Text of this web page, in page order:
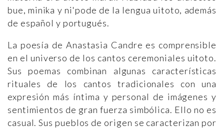
bue, minika y ni'pode de la lengua uitoto, además
de español y portugués.
La poesía de Anastasia Candre es comprensible
en el universo de los cantos ceremoniales uitoto.
Sus poemas combinan algunas características
rituales de los cantos tradicionales con una
expresión más íntima y personal de imágenes y
sentimientos de gran fuerza simbólica. Ello no es
casual. Sus pueblos de origen se caracterizan por